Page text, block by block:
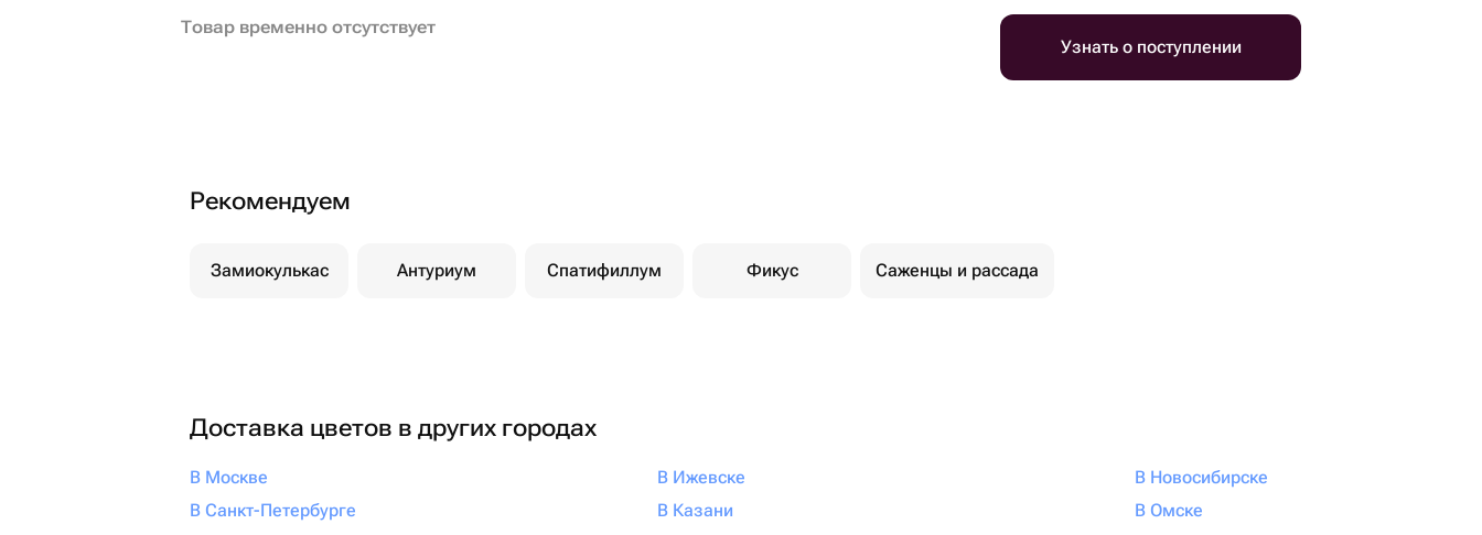
Товар временно отсутствует
Узнать о поступлении
Рекомендуем
Замиокулькас Антуриум Спатифиллум Фикус Саженцы и рассада
Доставка цветов в других городах
В Москве
В Санкт-Петербурге
В Ижевске
В Казани
В Новосибирске
В Омске